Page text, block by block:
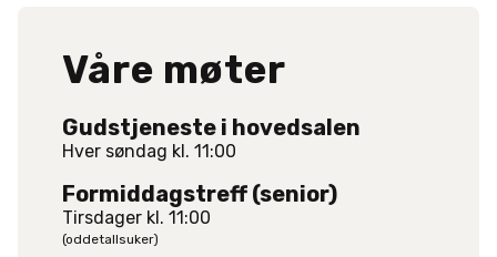
Våre møter
Gudstjeneste i hovedsalen
Hver søndag kl. 11:00
Formiddagstreff (senior)
Tirsdager kl. 11:00
(oddetallsuker)